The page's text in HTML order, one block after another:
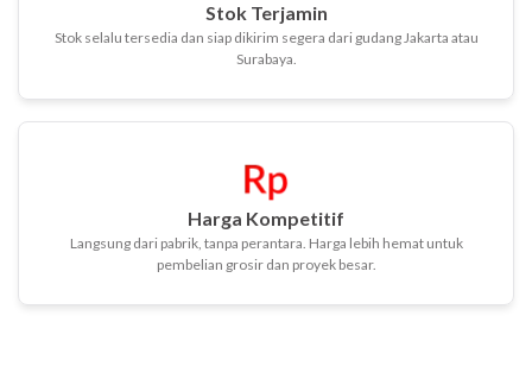
Stok Terjamin
Stok selalu tersedia dan siap dikirim segera dari gudang Jakarta atau
Surabaya.
Harga Kompetitif
Langsung dari pabrik, tanpa perantara. Harga lebih hemat untuk
pembelian grosir dan proyek besar.